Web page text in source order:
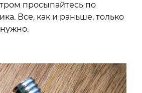
просыпайтесь по
Все, как и раньше, только